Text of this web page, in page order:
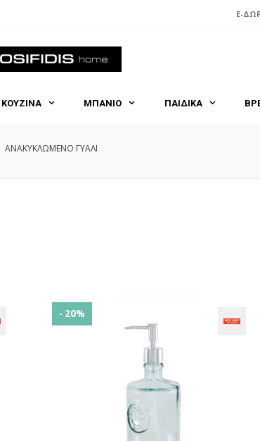
E-
ΚΟΥΖΙΝΑ ΜΠΑΝΙΟ ΠΑΙΔΙΚΑ
ΑΝΑΚΥΚΛΩΜΕΝΟ ΓΥΑΛΙ
- 20%